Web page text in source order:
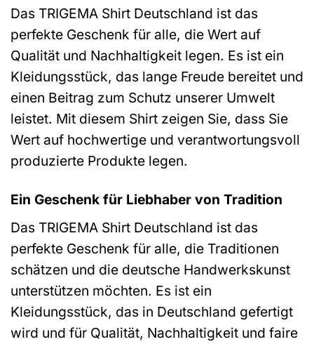
Das TRIGEMA Shirt Deutschland ist das
perfekte Geschenk für alle, die Wert auf
Qualität und Nachhaltigkeit legen. Es ist ein
Kleidungsstück, das lange Freude bereitet und
einen Beitrag zum Schutz unserer Umwelt
leistet. Mit diesem Shirt zeigen Sie, dass Sie
Wert auf hochwertige und verantwortungsvoll
produzierte Produkte legen.
Ein Geschenk für Liebhaber von Tradition
Das TRIGEMA Shirt Deutschland ist das
perfekte Geschenk für alle, die Traditionen
schätzen und die deutsche Handwerkskunst
unterstützen möchten. Es ist ein
Kleidungsstück, das in Deutschland gefertigt
wird und für Qualität, Nachhaltigkeit und faire